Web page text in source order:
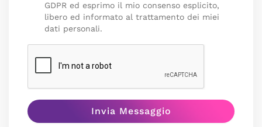
GDPR ed esprimo il mio consenso esplicito,
libero ed informato al trattamento dei miei
dati personali.